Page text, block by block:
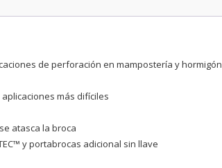
de perforación en mampostería y hormigón
más difíciles
atasca la broca
y portabrocas adicional sin llave